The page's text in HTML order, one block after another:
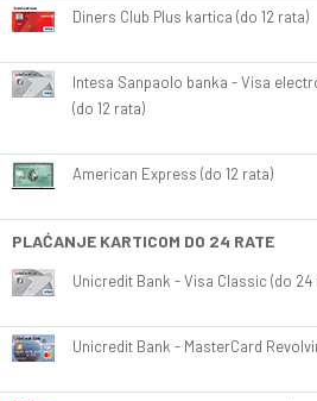
Diners Club Plus kartica (do 12 rata)
Intesa Sanpaolo banka - Visa
(do 12 rata)
American Express (do 12 rata)
PLAĆANJE KARTICOM DO 24 RATE
Unicredit Bank - Visa Classic (do 24
Unicredit Bank - MasterCard